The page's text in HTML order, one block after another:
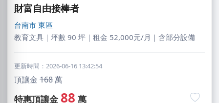
財富自由接棒者
台南市 東區
教育文具｜坪數 90 坪｜租金 52,000元/月｜含部分設備
更新時間：2026-06-16 13:42:54
頂讓金 168萬
特惠頂讓金 88 萬